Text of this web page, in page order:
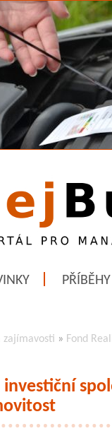
PŘÍBĚHY
zajímavosti » Fond
investiční